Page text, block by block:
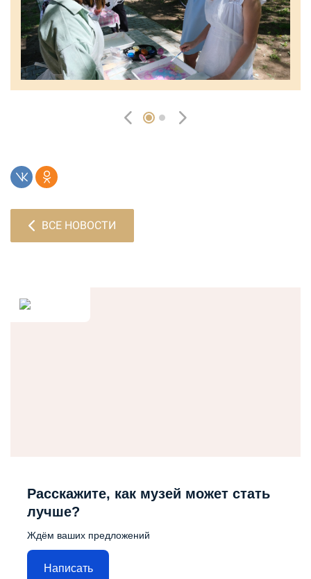
ВСЕ НОВОСТИ
Расскажите, как музей может стать
лучше?
Ждём ваших предложений
Написать